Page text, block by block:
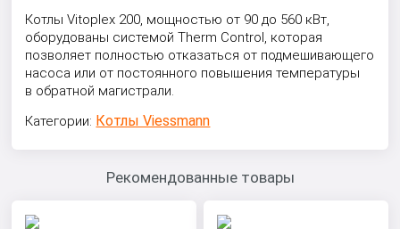
Котлы Vitoplex 200, мощностью от 90 до 560 кВт,
оборудованы системой Therm Сontrol, которая
позволяет полностью отказаться от подмешивающего
насоса или от постоянного повышения температуры
в обратной магистрали.
Категории: Котлы Viessmann
Рекомендованные товары